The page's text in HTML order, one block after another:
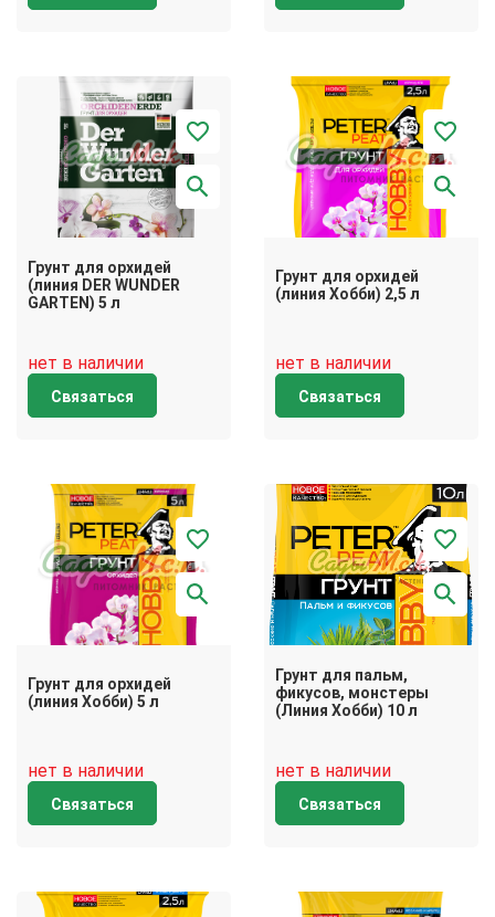
Грунт для орхидей
(линия DER WUNDER
GARTEN) 5 л
нет в наличии
Связаться
Грунт для орхидей
(линия Хобби) 2,5 л
нет в наличии
Связаться
Грунт для орхидей
(линия Хобби) 5 л
нет в наличии
Связаться
Грунт для пальм,
фикусов, монстеры
(Линия Хобби) 10 л
нет в наличии
Связаться